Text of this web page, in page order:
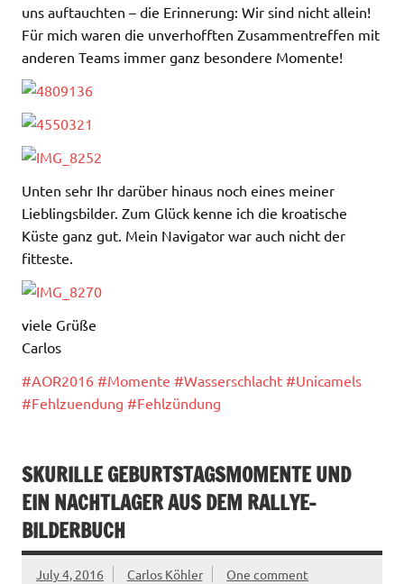
uns auftauchten – die Erinnerung: Wir sind nicht allein!
Für mich waren die unverhofften Zusammentreffen mit
anderen Teams immer ganz besondere Momente!
Unten sehr Ihr darüber hinaus noch eines meiner
Lieblingsbilder. Zum Glück kenne ich die kroatische
Küste ganz gut. Mein Navigator war auch nicht der
fitteste.
viele Grüße
Carlos
‪#‎AOR2016‬ ‪#‎Momente‬ ‪#‎Wasserschlacht‬ ‪#‎Unicamels‬
‪#‎Fehlzuendung‬ ‪#‎Fehlzündung‬
SKURILLE GEBURTSTAGSMOMENTE UND
EIN NACHTLAGER AUS DEM RALLYE-
BILDERBUCH
July 4, 2016 Carlos Köhler One comment